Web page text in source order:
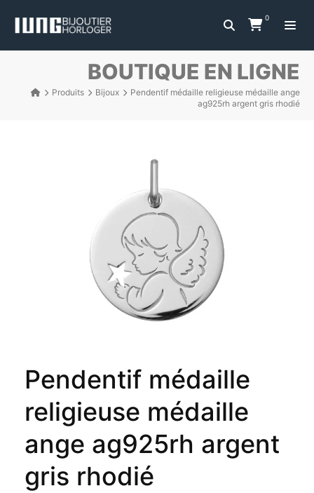
0
BOUTIQUE EN LIGNE
Produits Bijoux
Pendentif médaille religieuse médaille ange
ag925rh argent gris rhodié
Pendentif médaille
religieuse médaille
ange ag925rh argent
gris rhodié